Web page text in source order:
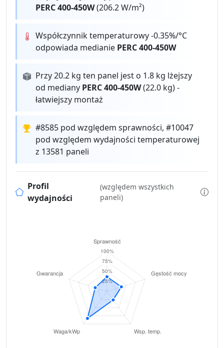
PERC 400-450W(206.2 W/m²)
Współczynnik temperaturowy -0.35%/°C
odpowiada medianie PERC 400-450W
Przy 20.2 kg ten panel jest o 1.8 kg lżejszy
od mediany PERC 400-450W(22.0 kg) -
łatwiejszy montaż
#8585 pod względem sprawności, #10047
pod względem wydajności temperaturowej
z 13581 paneli
Profil
wydajności
(względem wszystkich
paneli)